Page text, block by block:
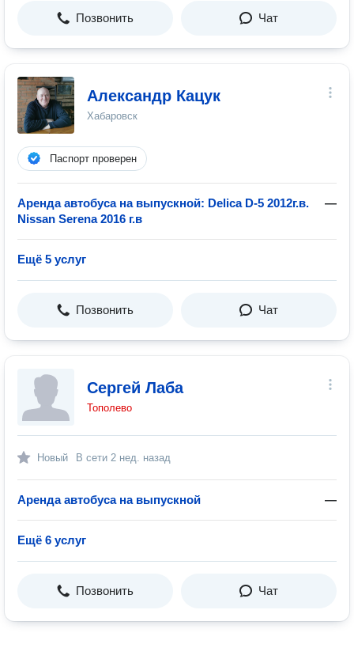
Позвонить Чат
Александр Кацук
Хабаровск
Паспорт проверен
Аренда автобуса на выпускной: Delica D-5 2012г.в.
Nissan Serena 2016 г.в
—
Ещё 5 услуг
Позвонить Чат
Сергей Лаба
Тополево
Новый В сети 2 нед. назад
Аренда автобуса на выпускной —
Ещё 6 услуг
Позвонить Чат